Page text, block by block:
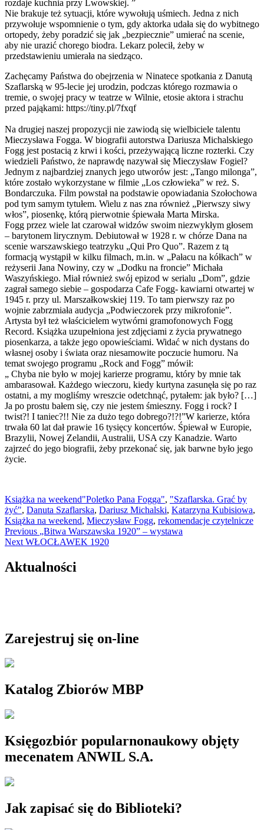
rozdaje kuchnia przy Lwowskiej. ”
Nie brakuje też sytuacji, które wywołują uśmiech. Jedna z nich
przywołuje wspomnienie o tym, gdy aktorka udała się do wybitnego
ortopedy, żeby poradzić się jak „bezpiecznie” umierać na scenie,
aby nie urazić chorego biodra. Lekarz polecił, żeby w
przedstawieniu umierała na siedząco.
Zachęcamy Państwa do obejrzenia w Ninatece spotkania z Danutą
Szaflarską w 95-lecie jej urodzin, podczas którego rozmawia o
tremie, o swojej pracy w teatrze w Wilnie, etosie aktora i strachu
przed pająkami: https://tiny.pl/7fxqf
Na drugiej naszej propozycji nie zawiodą się wielbiciele talentu
Mieczysława Fogga. W biografii autorstwa Dariusza Michalskiego
Fogg jest postacią z krwi i kości, przeżywającą liczne rozterki. Czy
wiedzieli Państwo, że naprawdę nazywał się Mieczysław Fogiel?
Jednym z najbardziej znanych jego utworów jest: „Tango milonga”,
które zostało wykorzystane w filmie „Los człowieka” w reż. S.
Bondarczuka. Film powstał na podstawie opowiadania Szołochowa
pod tym samym tytułem. Wielu z nas zna również „Pierwszy siwy
włos”, piosenkę, którą pierwotnie śpiewała Marta Mirska.
Fogg przez wiele lat czarował widzów swoim niezwykłym głosem
– barytonem lirycznym. Debiutował w 1928 r. w chórze Dana na
scenie warszawskiego teatrzyku „Qui Pro Quo”. Razem z tą
formacją wystąpił w kilku filmach, m.in. w „Pałacu na kółkach” w
reżyserii Jana Nowiny, czy w „Dodku na froncie” Michała
Waszyńskiego. Miał również swój epizod w serialu „Dom”, gdzie
zagrał samego siebie – gospodarza Cafe Fogg- kawiarni otwartej w
1945 r. przy ul. Marszałkowskiej 119. To tam pierwszy raz po
wojnie zabrzmiała audycja „Podwieczorek przy mikrofonie”.
Artysta był też właścicielem wytwórni gramofonowych Fogg
Record. Książka uzupełniona jest zdjęciami z życia prywatnego
piosenkarza, a także jego opowieściami. Widać w nich dystans do
własnej osoby i świata oraz niesamowite poczucie humoru. Na
temat swojego programu „Rock and Fogg” mówił:
„ Chyba nie było w mojej karierze programu, który by mnie tak
ambarasował. Każdego wieczoru, kiedy kurtyna zasunęła się po raz
ostatni, a my mogliśmy wreszcie odetchnąć, pytałem: jak było? […]
Ja po prostu bałem się, czy nie jestem śmieszny. Fogg i rock? I
twist?! I taniec?!! Nie za dużo tego dobrego?!?!”W karierze, która
trwała 60 lat dał prawie 16 tysięcy koncertów. Śpiewał w Europie,
Brazylii, Nowej Zelandii, Australii, USA czy Kanadzie. Warto
zajrzeć do jego biografii, żeby przekonać się, jak barwne było jego
życie.
Książka na weekend"Poletko Pana Fogga", "Szaflarska. Grać by
żyć", Danuta Szaflarska, Dariusz Michalski, Katarzyna Kubisiowa,
Książka na weekend, Mieczysław Fogg, rekomendacje czytelnicze
Nawigacja
wpisu
Previous
Previous
post:
„Bitwa Warszawska 1920” – wystawa
Next Next
WŁOCŁAWEK 1920
Aktualności
Zarejestruj się on-line
Katalog Zbiorów MBP
Księgozbiór popularnonaukowy objęty
mecenatem ANWIL S.A.
Jak zapisać się do Biblioteki?